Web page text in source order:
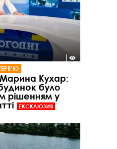
Кухар:
було
рішенням у
ЕКСКЛЮЗИВ